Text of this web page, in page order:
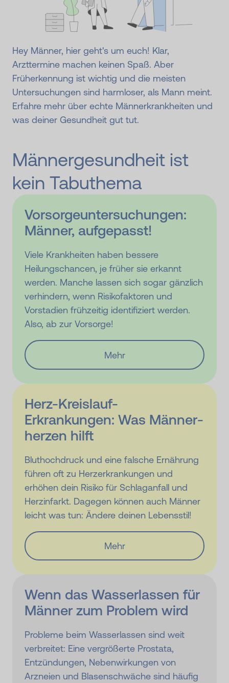
Hey Männer, hier geht's um euch! Klar,
Arzttermine machen keinen Spaß. Aber
Früherkennung ist wichtig und die meisten
Untersuchungen sind harmloser, als Mann meint.
Erfahre mehr über echte Männerkrankheiten und
was deiner Gesundheit gut tut.
Männergesundheit ist
kein Tabuthema
Vorsorge­unter­suchungen:
Männer, aufgepasst!
Viele Krankheiten haben bessere
Heilungschancen, je früher sie erkannt
werden. Manche lassen sich sogar gänzlich
verhindern, wenn Risikofaktoren und
Vorstadien frühzeitig identifiziert werden.
Also, ab zur Vorsorge!
Mehr
Herz-Kreislauf-
Erkrankungen: Was Männer­
herzen hilft
Bluthochdruck und eine falsche Ernährung
führen oft zu Herzerkrankungen und
erhöhen dein Risiko für Schlaganfall und
Herzinfarkt. Dagegen können auch Männer
leicht was tun: Ändere deinen Lebensstil!
Mehr
Wenn das Wasserlassen für
Männer zum Problem wird
Probleme beim Wasserlassen sind weit
verbreitet: Eine vergrößerte Prostata,
Entzündungen, Nebenwirkungen von
Arzneien und Blasenschwäche sind häufig